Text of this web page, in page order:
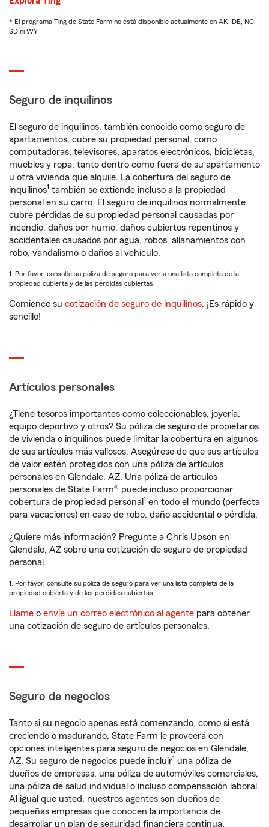
* El programa Ting de State Farm no está disponible actualmente en AK, DE, NC,
SD ni WY
Seguro de inquilinos
El seguro de inquilinos, también conocido como seguro de
apartamentos, cubre su propiedad personal, como
computadoras, televisores, aparatos electrónicos, bicicletas,
muebles y ropa, tanto dentro como fuera de su apartamento
u otra vivienda que alquile. La cobertura del seguro de
inquilinos1 también se extiende incluso a la propiedad
personal en su carro. El seguro de inquilinos normalmente
cubre pérdidas de su propiedad personal causadas por
incendio, daños por humo, daños cubiertos repentinos y
accidentales causados por agua, robos, allanamientos con
robo, vandalismo o daños al vehículo.
1. Por favor, consulte su póliza de seguro para ver a una lista completa de la
propiedad cubierta y de las pérdidas cubiertas.
Comience su cotización de seguro de inquilinos. ¡Es rápido y
sencillo!
Artículos personales
¿Tiene tesoros importantes como coleccionables, joyería,
equipo deportivo y otros? Su póliza de seguro de propietarios
de vivienda o inquilinos puede limitar la cobertura en algunos
de sus artículos más valiosos. Asegúrese de que sus artículos
de valor estén protegidos con una póliza de artículos
personales en Glendale, AZ. Una póliza de artículos
personales de State Farm® puede incluso proporcionar
cobertura de propiedad personal 1 en todo el mundo (perfecta
para vacaciones) en caso de robo, daño accidental o pérdida.
¿Quiere más información? Pregunte a Chris Upson en
Glendale, AZ sobre una cotización de seguro de propiedad
personal.
1. Por favor, consulte su póliza de seguro para ver una lista completa de la
propiedad cubierta y de las pérdidas cubiertas.
Llame o envíe un correo electrónico al agente para obtener
una cotización de seguro de artículos personales.
Seguro de negocios
Tanto si su negocio apenas está comenzando, como si está
creciendo o madurando, State Farm le proveerá con
opciones inteligentes para seguro de negocios en Glendale,
AZ. Su seguro de negocios puede incluir1 una póliza de
dueños de empresas, una póliza de automóviles comerciales,
una póliza de salud individual o incluso compensación laboral.
Al igual que usted, nuestros agentes son dueños de
pequeñas empresas que conocen la importancia de
desarrollar un plan de seguridad financiera continua.